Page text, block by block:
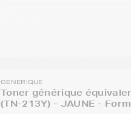
GENERIQUE
Toner générique
(TN-213Y) - JAUNE -